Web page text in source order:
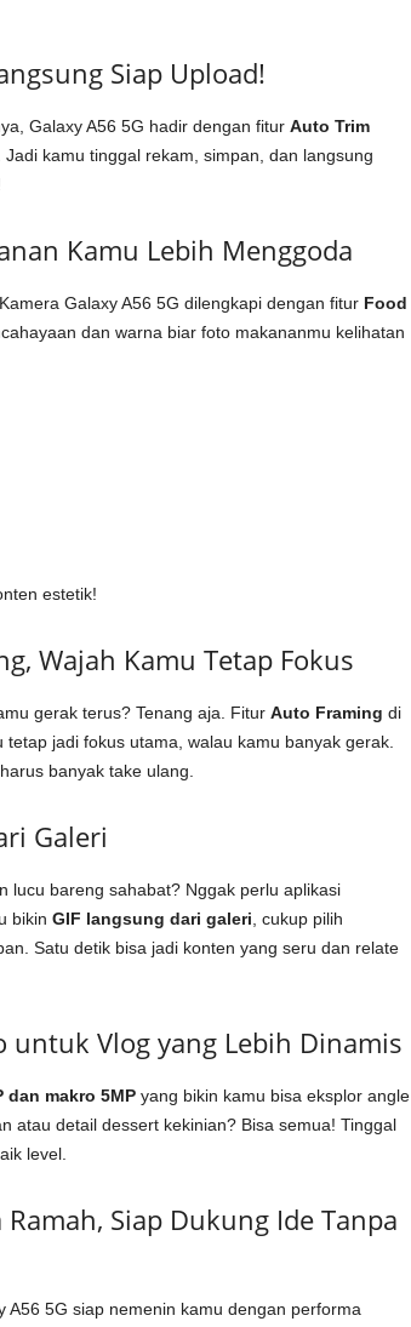
Siap Upload!
Galaxy A56 5G hadir dengan fitur Auto Trim
kamu tinggal rekam, simpan, dan langsung
Kamu Lebih Menggoda
Galaxy A56 5G dilengkapi dengan fitur Food
dan warna biar foto makananmu kelihatan
estetik!
Wajah Kamu Tetap Fokus
gerak terus? Tenang aja. Fitur Auto Framing di
jadi fokus utama, walau kamu banyak gerak.
banyak take ulang.
Galeri
lucu bareng sahabat? Nggak perlu aplikasi
bikin GIF langsung dari galeri , cukup pilih
Satu detik bisa jadi konten yang seru dan relate
untuk Vlog yang Lebih Dinamis
dan makro 5MPyang bikin kamu bisa eksplor angle
atau detail dessert kekinian? Bisa semua! Tinggal
level.
Siap Dukung Ide Tanpa
5G siap nemenin kamu dengan performa